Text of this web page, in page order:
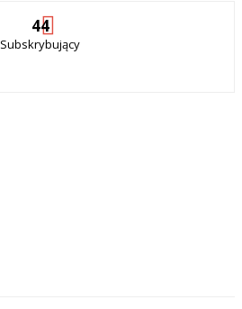
44
Subskrybujący